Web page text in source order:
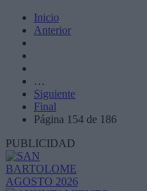
Inicio
Anterior
…
Siguiente
Final
Página 154 de 186
PUBLICIDAD